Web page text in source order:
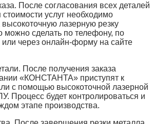
После согласования всех деталей
стоимости услуг необходимо
лазерную резку
можно сделать по телефону, по
или через онлайн-форму на сайте
После получения заказа
«КОНСТАНТА» приступят к
с помощью высокоточной лазерной
Процесс будет контролироваться и
этапе производства.